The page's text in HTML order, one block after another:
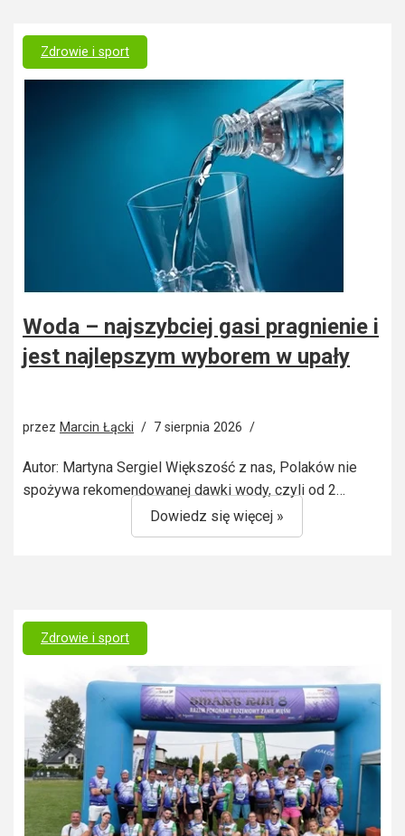
Woda – najszybciej gasi pragnienie i
jest najlepszym wyborem w upały
przez Marcin Łącki 7 sierpnia 2026
Zdrowie i sport
Autor: Martyna Sergiel Większość z nas, Polaków nie
spożywa rekomendowanej dawki wody, czyli od 2…
Dowiedz się więcej »
Zdrowie i sport